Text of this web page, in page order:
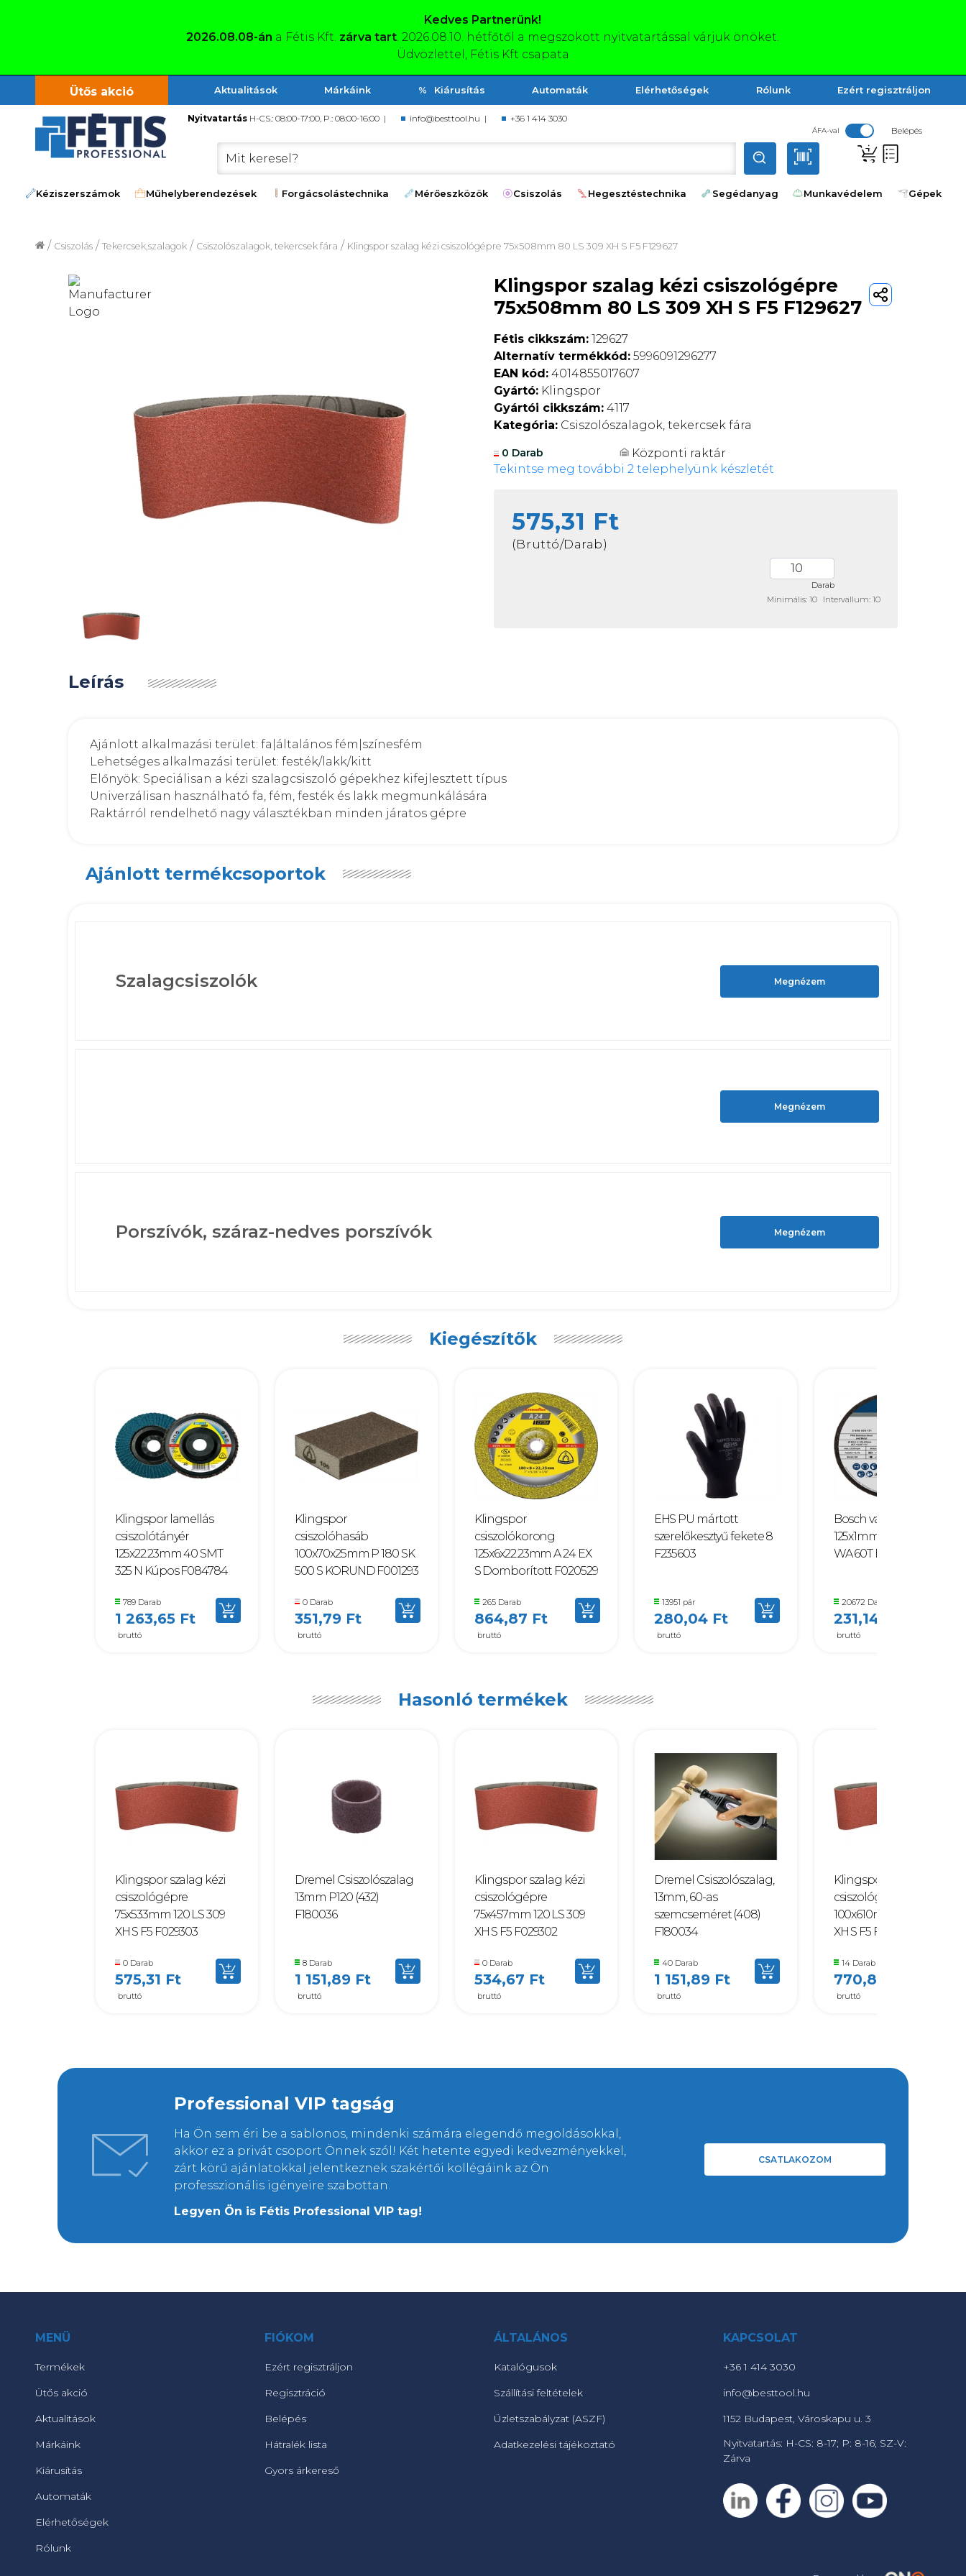
Kedves Partnerünk!
2026.08.08-án a Fétis Kft. zárva tart. 2026.08.10. hétfőtől a megszokott nyitvatartással várjuk önöket.
Üdvözlettel, Fétis Kft csapata
Ütős akció Aktualitások Márkáink Kiárusítás Automaták Elérhetőségek Rólunk Ezért regisztráljon
Nyitvatartás H-CS.: 08:00-17:00, P.: 08:00-16:00 | info@besttool.hu | +36 1 414 3030
ÁFA-val Belépés
Kéziszerszámok Műhelyberendezések Forgácsolástechnika Mérőeszközök Csiszolás Hegesztéstechnika Segédanyag Munkavédelem Gépek
Klingspor szalag kézi csiszológépre 75x508mm 80 LS 309 XH S F5 F129627
/
Csiszolószalagok, tekercsek fára
/
Tekercsek,szalagok
/
Csiszolás
/
Klingspor szalag kézi csiszológépre
75x508mm 80 LS 309 XH S F5 F129627
Fétis cikkszám:129627
Alternatív termékkód:5996091296277
EAN kód:4014855017607
Gyártó:Klingspor
Gyártói cikkszám:4117
Kategória:Csiszolószalagok, tekercsek fára
0 Darab
Központi raktár
Tekintse meg további 2 telephelyünk készletét
575,31 Ft
(Bruttó/Darab)
Darab
Minimális: 10
Intervallum: 10
Leírás
Ajánlott alkalmazási terület: fa|általános fém|színesfém
Lehetséges alkalmazási terület: festék/lakk/kitt
Előnyök: Speciálisan a kézi szalagcsiszoló gépekhez kifejlesztett típus
Univerzálisan használható fa, fém, festék és lakk megmunkálására
Raktárról rendelhető nagy választékban minden járatos gépre
Ajánlott termékcsoportok
Szalagcsiszolók Megnézem
Megnézem
Porszívók, száraz-nedves porszívók Megnézem
Kiegészítők
Klingspor lamellás
csiszolótányér
125x22.23mm 40 SMT
325 N Kúpos F084784
789 Darab
1 263,65 Ft
bruttó
Klingspor
csiszolóhasáb
100x70x25mm P 180 SK
500 S KORUND F001293
0 Darab
351,79 Ft
bruttó
Klingspor
csiszolókorong
125x6x22.23mm A 24 EX
S Domborított F020529
265 Darab
864,87 Ft
bruttó
EHS PU mártott
szerelőkesztyű fekete 8
F235603
13951 pár
280,04 Ft
bruttó
Bosch vágókorong
125x1mm INOX egyenes
WA 60T BF F143007
20672 Darab
231,14 Ft
bruttó
Hasonló termékek
Klingspor szalag kézi
csiszológépre
75x533mm 120 LS 309
XH S F5 F029303
0 Darab
575,31 Ft
bruttó
Dremel Csiszolószalag
13mm P120 (432)
F180036
8 Darab
1 151,89 Ft
bruttó
Klingspor szalag kézi
csiszológépre
75x457mm 120 LS 309
XH S F5 F029302
0 Darab
534,67 Ft
bruttó
Dremel Csiszolószalag,
13mm, 60-as
szemcseméret (408)
F180034
40 Darab
1 151,89 Ft
bruttó
Klingspor szalag kézi
csiszológépre
100x610mm 80 LS 309
XH S F5 F005465
14 Darab
770,89 Ft
bruttó
Professional VIP tagság
Ha Ön sem éri be a sablonos, mindenki számára elegendő megoldásokkal,
akkor ez a privát csoport Önnek szól! Két hetente egyedi kedvezményekkel,
zárt körű ajánlatokkal jelentkeznek szakértői kollégáink az Ön
professzionális igényeire szabottan.
Legyen Ön is Fétis Professional VIP tag!
CSATLAKOZOM
MENÜ
Termékek
Ütős akció
Aktualitások
Márkáink
Kiárusítás
Automaták
Elérhetőségek
Rólunk
FIÓKOM
Ezért regisztráljon
Regisztráció
Belépés
Hátralék lista
Gyors árkereső
ÁLTALÁNOS
Katalógusok
Szállítási feltételek
Üzletszabályzat (ASZF)
Adatkezelési tájékoztató
KAPCSOLAT
+36 1 414 3030
info@besttool.hu
1152 Budapest, Városkapu u. 3
Nyitvatartás: H-CS: 8-17; P: 8-16; SZ-V:
Zárva